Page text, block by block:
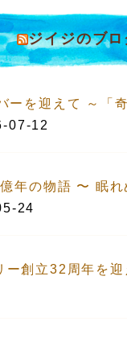
ジイジのブロ
ーを迎えて ～「
07-12
年の物語 〜 眠れ
24
ー創立32周年を迎